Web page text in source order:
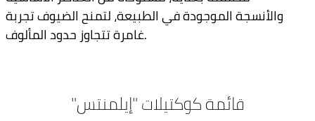
والأنسجة الموجودة في الطبيعة، لتمنح الضيوف تجربة
غامرة تتجاوز حدود المألوف.
قائمة كوكتيلات "إيلمنتس"